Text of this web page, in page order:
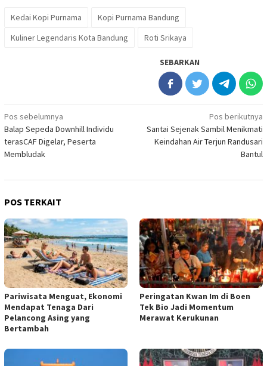
Kedai Kopi Purnama
Kopi Purnama Bandung
Kuliner Legendaris Kota Bandung
Roti Srikaya
SEBARKAN
Navigasi
pos
Pos sebelumnya
Balap Sepeda Downhill Individu
terasCAF Digelar, Peserta
Membludak
Pos berikutnya
Santai Sejenak Sambil Menikmati
Keindahan Air Terjun Randusari
Bantul
POS TERKAIT
Pariwisata Menguat, Ekonomi
Mendapat Tenaga Dari
Pelancong Asing yang
Bertambah
Peringatan Kwan Im di Boen
Tek Bio Jadi Momentum
Merawat Kerukunan